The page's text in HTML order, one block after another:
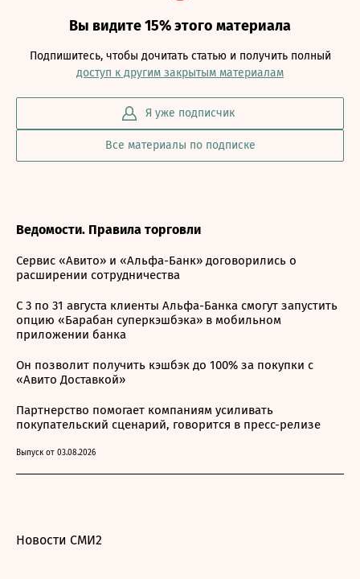
Вы видите 15% этого материала
Подпишитесь, чтобы дочитать статью и получить полный
доступ к другим закрытым материалам
Я уже подписчик
Все материалы по подписке
Ведомости. Правила торговли
Сервис «Авито» и «Альфа-Банк» договорились о
расширении сотрудничества
С 3 по 31 августа клиенты Альфа-Банка смогут запустить
опцию «Барабан суперкэшбэка» в мобильном
приложении банка
Он позволит получить кэшбэк до 100% за покупки с
«Авито Доставкой»
Партнерство помогает компаниям усиливать
покупательский сценарий, говорится в пресс-релизе
Выпуск от 03.08.2026
Новости СМИ2